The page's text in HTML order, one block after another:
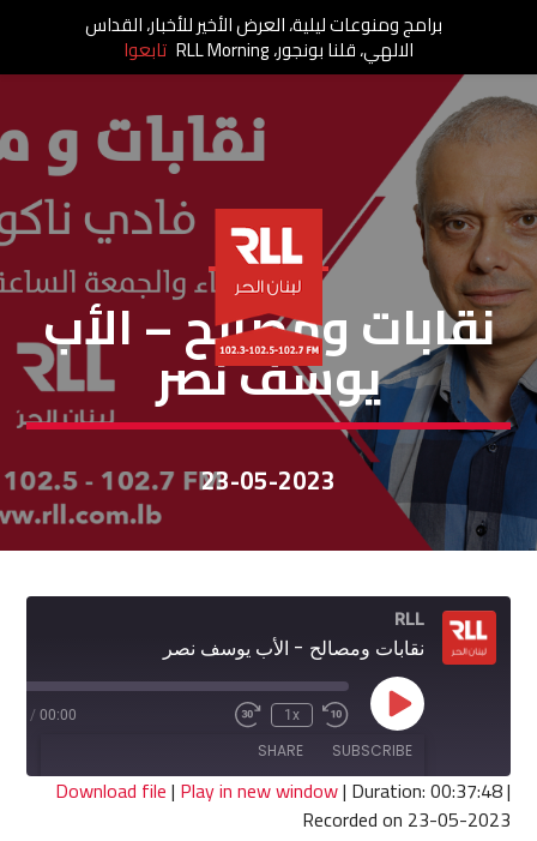
نقابات ومصالح
نقابات ومصالح – الأب
يوسف نصر
23-05-2023
RLL
نقابات ومصالح - الأب يوسف نصر
Play
Episode
Rewind
10
Seconds
1x
Fast
seconds
00:00
/
SUBSCRIBE
SHARE
SHARE
Download file| Play in new window| Duration: 00:37:48|
Recorded on 23-05-2023
برامج ومنوعات ليلية، العرض الأخير للأخبار، القداس
الالهي، قلنا بونجور، RLL Morning تابعوا